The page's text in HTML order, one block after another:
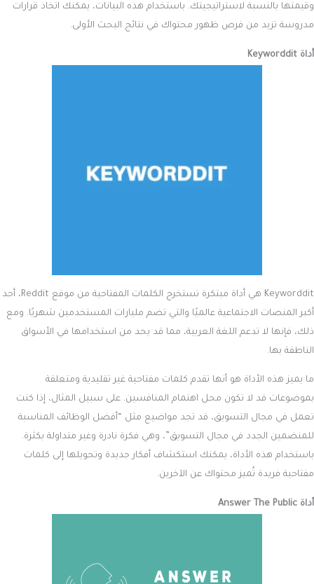
وقيمتها بالنسبة لاستراتيجيتك. باستخدام هذه البيانات، يمكنك اتخاذ قرارات
مدروسة تزيد من فرص ظهور محتواك في نتائج البحث الأولى.
أداة Keyworddit
Keyworddit هي أداة مبتكرة تستخرج الكلمات المفتاحية من موقع Reddit، أحد
أكبر المنصات الاجتماعية عالميًا والتي تضم مليارات المستخدمين شهريًا. ومع
ذلك، فإنها لا تدعم اللغة العربية، مما قد يحد من استخدامها في الأسواق
الناطقة بها.
ما يميز هذه الأداة هو أنها تقدم كلمات مفتاحية غير تقليدية ومتعلقة
بموضوعات قد لا تكون محل اهتمام المنافسين. على سبيل المثال، إذا كنت
تعمل في مجال التسويق، قد تجد مواضيع مثل “أفضل الوظائف المناسبة
للمنضمين الجدد في مجال التسويق”، وهي فكرة نادرة وغير متداولة بكثرة.
باستخدام هذه الأداة، يمكنك استكشاف أفكار جديدة وتحويلها إلى كلمات
مفتاحية فريدة تُميز محتواك عن الآخرين.
أداة Answer The Public